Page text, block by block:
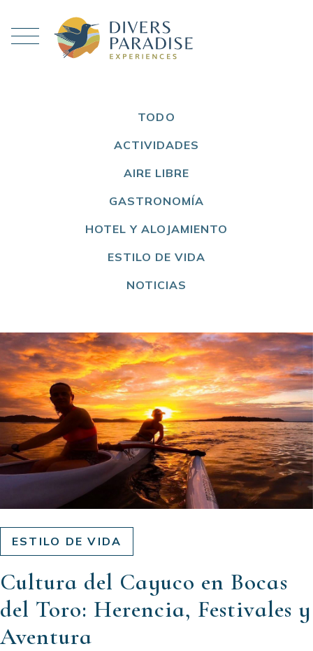
TODO
ACTIVIDADES
AIRE LIBRE
GASTRONOMÍA
HOTEL Y ALOJAMIENTO
ESTILO DE VIDA
NOTICIAS
ESTILO DE VIDA
Cultura del Cayuco en Bocas
del Toro: Herencia, Festivales y
Aventura